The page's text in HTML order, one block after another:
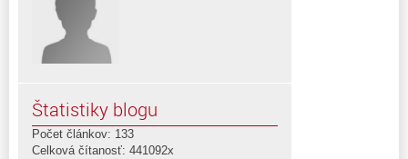
Štatistiky blogu
Počet článkov: 133
Celková čítanosť: 441092x